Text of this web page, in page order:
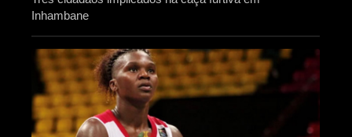
Inhambane